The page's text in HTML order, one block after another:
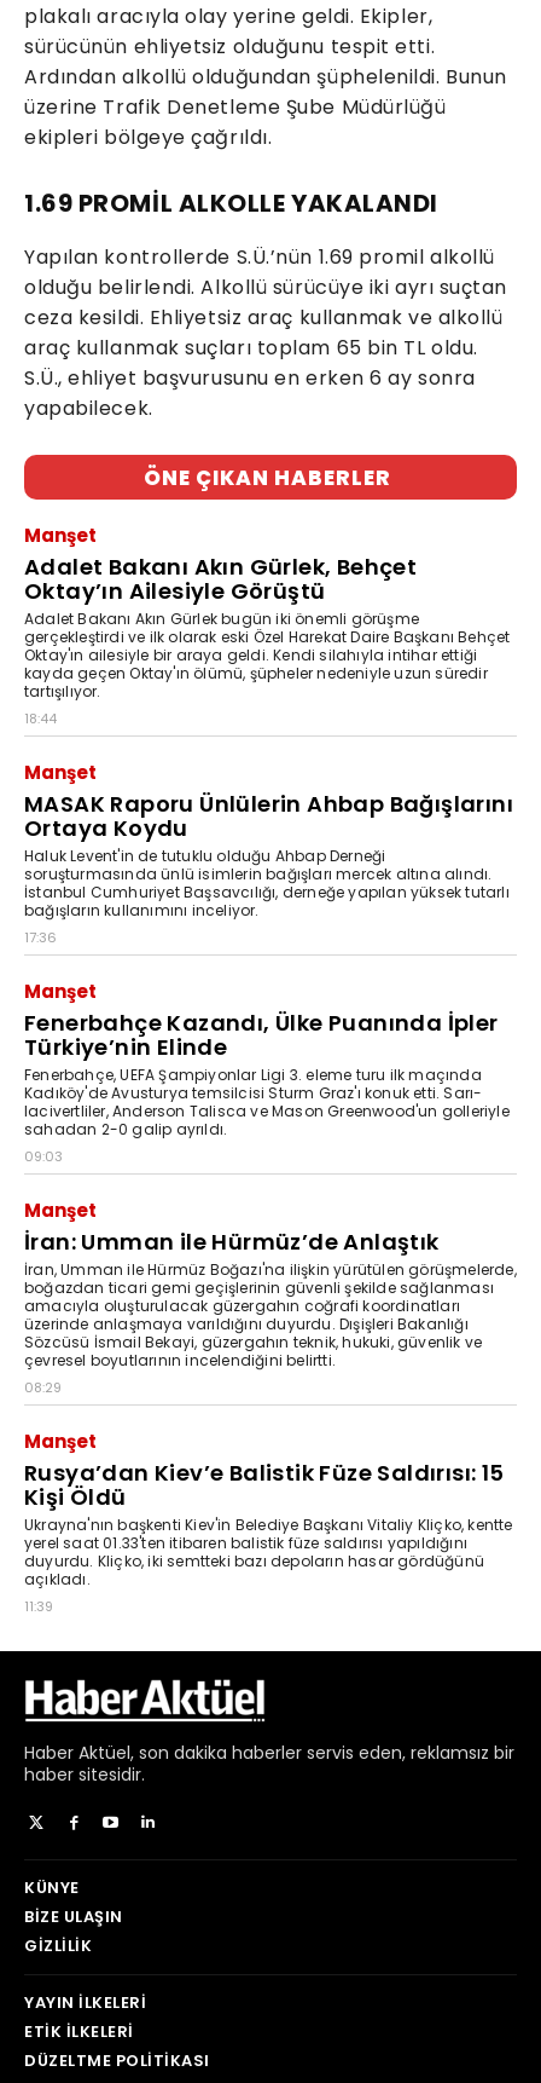
Haber Aktüel, son dakika haberler servis eden, reklamsız bir
haber sitesidir.
KÜNYE
BIZE ULAŞIN
GIZLILIK
YAYIN İLKELERI
ETIK İLKELERI
DÜZELTME POLITIKASI